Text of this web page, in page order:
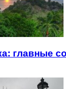
главные